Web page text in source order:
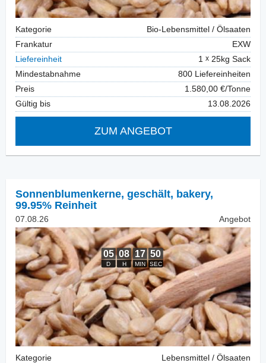
Kategorie
Bio-Lebensmittel / Ölsaaten
Frankatur
EXW
Liefereinheit
1
25kg Sack
Mindestabnahme
800 Liefereinheiten
Preis
1.580,00 €/Tonne
Gültig bis
13.08.2026
ZUM ANGEBOT
Sonnenblumenkerne, geschält, bakery,
99.95% Reinheit
07.08.26 Angebot
Kategorie
Lebensmittel / Ölsaaten